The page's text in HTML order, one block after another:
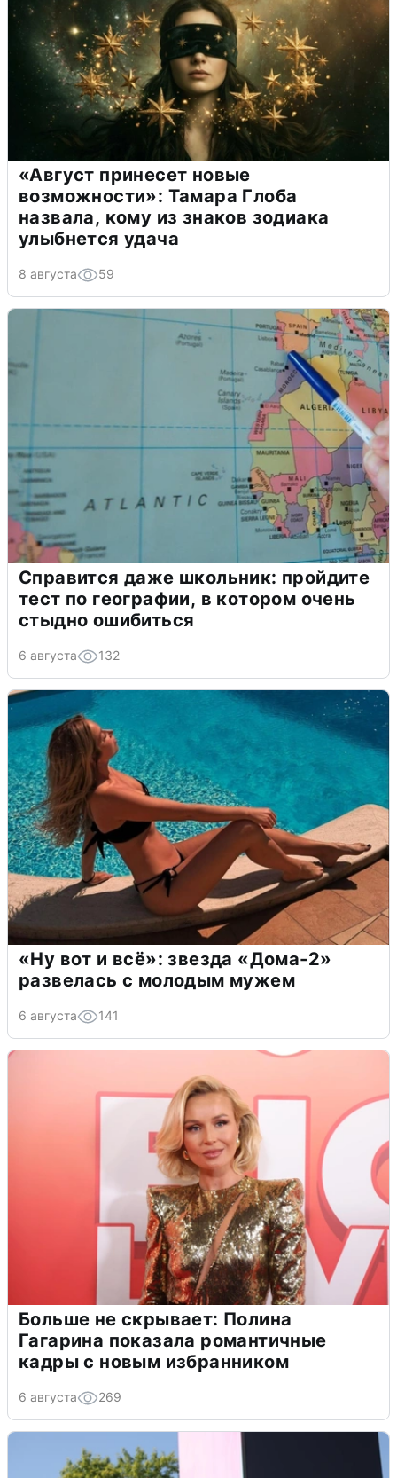
«Август принесет новые
возможности»: Тамара Глоба
назвала, кому из знаков зодиака
улыбнется удача
8 августа 59
Справится даже школьник: пройдите
тест по географии, в котором очень
стыдно ошибиться
6 августа 132
«Ну вот и всё»: звезда «Дома-2»
развелась с молодым мужем
6 августа 141
Больше не скрывает: Полина
Гагарина показала романтичные
кадры с новым избранником
6 августа 269